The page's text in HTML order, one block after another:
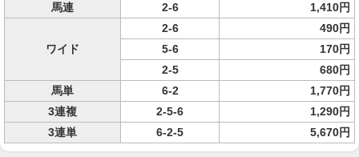
馬連
2-6 1,410円
ワイド
2-6
490円
5-6
170円
2-5
680円
馬単
6-2
1,770円
3連複
2-5-6
1,290円
3連単
6-2-5 5,670円